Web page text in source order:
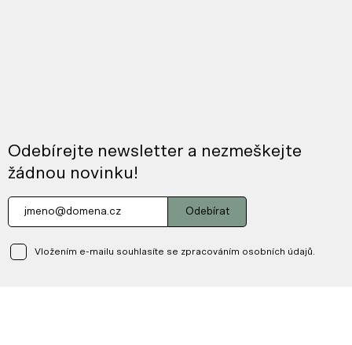
Odebírejte newsletter a nezmeškejte
žádnou novinku!
Odebírat
Vložením e-mailu souhlasíte se zpracováním osobních údajů.